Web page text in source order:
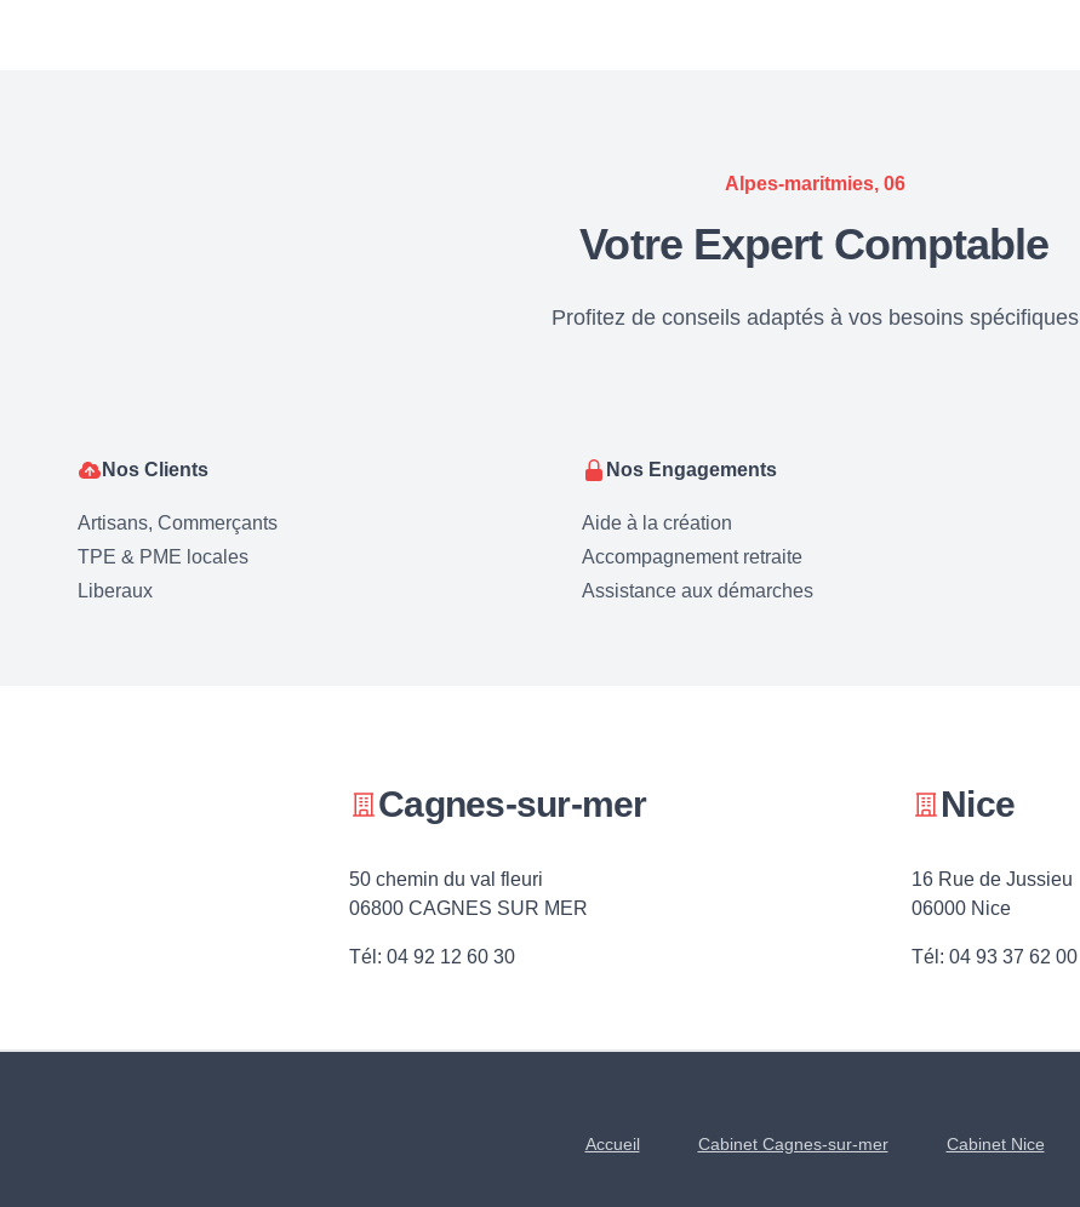
Alpes-maritmies, 06
Votre Expert Comptable
Profitez de conseils adaptés à vos besoins spécifiques
Nos Clients
Artisans, Commerçants
TPE & PME locales
Liberaux
Nos Engagements
Aide à la création
Accompagnement retraite
Assistance aux démarches
Cagnes-sur-mer
50 chemin du val fleuri
06800 CAGNES SUR MER
Tél: 04 92 12 60 30
Nice
16 Rue de Jussieu
06000 Nice
Tél: 04 93 37 62 00
Accueil Cabinet Cagnes-sur-mer Cabinet Nice